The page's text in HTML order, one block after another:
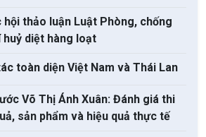
hội thảo luận Luật Phòng, chống
huỷ diệt hàng loạt
toàn diện Việt Nam và Thái Lan
Võ Thị Ánh Xuân: Đánh giá thi
sản phẩm và hiệu quả thực tế